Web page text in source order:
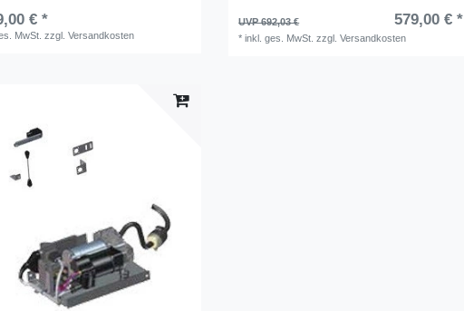
€ *
MwSt. zzgl.Versandkosten
UVP 692,03 € 579,00 € *
*inkl. ges. MwSt. zzgl.Versandkosten